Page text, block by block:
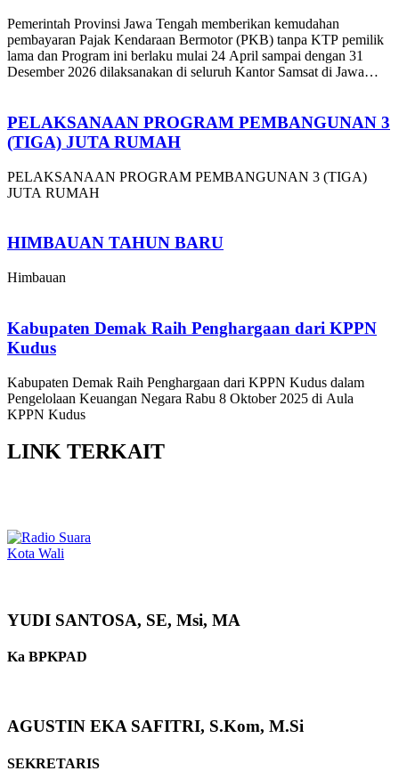
Pemerintah Provinsi Jawa Tengah memberikan kemudahan
pembayaran Pajak Kendaraan Bermotor (PKB) tanpa KTP pemilik
lama dan Program ini berlaku mulai 24 April sampai dengan 31
Desember 2026 dilaksanakan di seluruh Kantor Samsat di Jawa
PELAKSANAAN PROGRAM PEMBANGUNAN 3
(TIGA) JUTA RUMAH
PELAKSANAAN PROGRAM PEMBANGUNAN 3 (TIGA)
JUTA RUMAH
HIMBAUAN TAHUN BARU
Himbauan
Kabupaten Demak Raih Penghargaan dari KPPN
Kudus
Kabupaten Demak Raih Penghargaan dari KPPN Kudus dalam
Pengelolaan Keuangan Negara Rabu 8 Oktober 2025 di Aula
KPPN Kudus
LINK TERKAIT
YUDI SANTOSA, SE, Msi, MA
Ka BPKPAD
AGUSTIN EKA SAFITRI, S.Kom, M.Si
SEKRETARIS